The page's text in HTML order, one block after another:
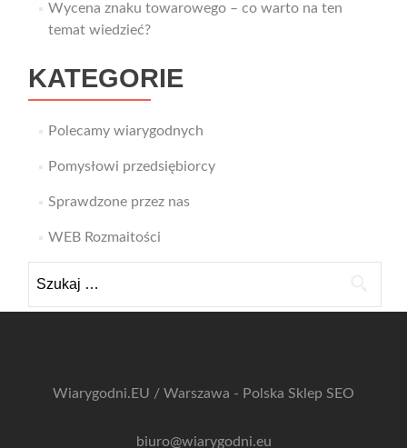
Wycena znaku towarowego – co warto na ten
temat wiedzieć?
KATEGORIE
Polecamy wiarygodnych
Pomysłowi przedsiębiorcy
Sprawdzone przez nas
WEB Rozmaitości
Wiarygodni.EU / Warszawa - Polska Sklep SEO
biuro@wiarygodni.eu